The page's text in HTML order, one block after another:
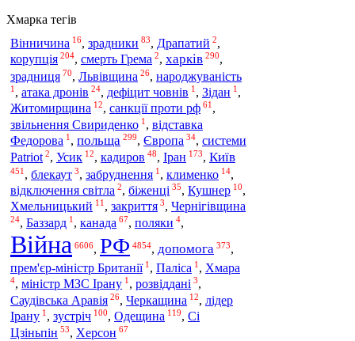
Хмарка тегів
Вінничина 16, зрадники 83, Драпатий 2,
корупція 204, смерть Грема 2, харків 290,
зрадниця 70, Львівщина 26, народжуваність
1 , атака дронів 24, дефіцит човнів 1 , Зідан 1 ,
Житомирщина 12, санкції проти рф 61 ,
звільнення Свириденко 1 , відставка
Федорова 1 , польща 299, Європа 34, системи
Patriot 2, Усик 12, кадиров 48, Іран 173, Київ
451 , блекаут 3, забруднення 1 , клименко 14,
відключення світла 2, біженці 35, Кушнер 10,
Хмельницький 11 , закриття 3, Чернігівщина
24, Баззард 1 , канада 67, поляки 4,
Війна 6606, РФ 4854, допомога 373,
прем'єр-міністр Британії 1 , Паліса 1 , Хмара
4, міністр МЗС Ірану 1 , розвіддані 3,
Саудівська Аравія 26, Черкащина 12, лідер
Ірану 1 , зустріч 100, Одещина 119, Сі
Цзіньпін 53, Херсон 67